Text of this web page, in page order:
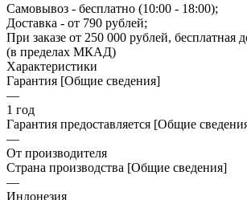
Самовывоз - бесплатно (10:00 - 18:00);
Доставка - от 790 рублей;
При заказе от 250 000 рублей, бесплатная
(в пределах МКАД)
Характеристики
Гарантия [Общие сведения]
—
1 год
Гарантия предоставляется [Общие
—
От производителя
Страна производства [Общие сведения]
—
Индонезия